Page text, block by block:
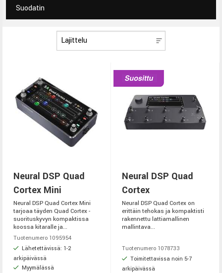
Suodatin
Neural DSP Quad
Cortex Mini
Neural DSP Quad Cortex Mini
tarjoaa täyden Quad Cortex -
suorituskyvyn kompaktissa
koossa kitaralle ja...
Tuotenumero 1095954
Lähetettävissä: 1-2
arkipäivässä
Myymälässä
Neural DSP Quad
Cortex
Neural DSP Quad Cortex on
erittäin tehokas ja kompaktisti
rakennettu lattiamallinen
mallintava...
Tuotenumero 1078733
Toimitettavissa noin 5-7
arkipäivässä